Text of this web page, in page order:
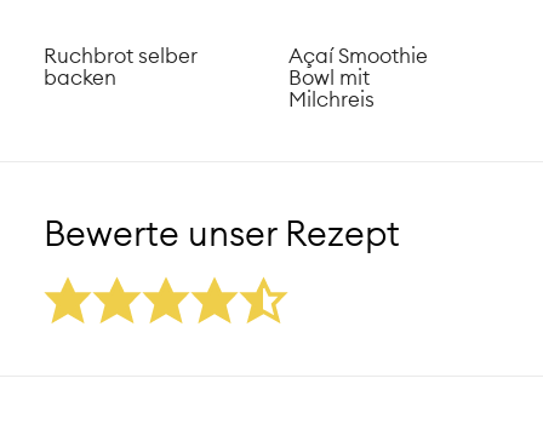
Ruchbrot selber
backen
Açaí Smoothie
Bowl mit
Milchreis
Bewerte unser Rezept